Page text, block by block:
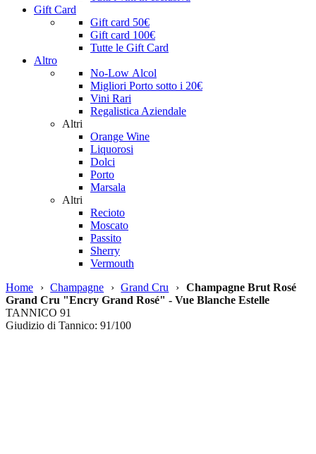
Gift Card
Gift card 50€
Gift card 100€
Tutte le Gift Card
Altro
No-Low Alcol
Migliori Porto sotto i 20€
Vini Rari
Regalistica Aziendale
Altri
Orange Wine
Liquorosi
Dolci
Porto
Marsala
Altri
Recioto
Moscato
Passito
Sherry
Vermouth
Home
› Champagne › Grand Cru › Champagne Brut Rosé
Grand Cru "Encry Grand Rosé" - Vue Blanche Estelle
TANNICO 91
Giudizio di Tannico: 91/100